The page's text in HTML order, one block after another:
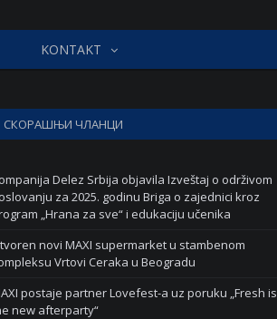
KONTAKT
СКОРАШЊИ ЧЛАНЦИ
Delez Srbija objavila Izveštaj o održivom
za 2025. godinu Briga o zajednici kroz
„Hrana za sve“ i edukaciju učenika
novi MAXI supermarket u stambenom
Vrtovi Ceraka u Beogradu
postaje partner Lovefest-a uz poruku „Fresh is
new afterparty“